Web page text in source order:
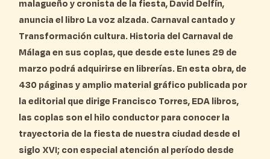
malagueño y cronista de la fiesta, David Delfín,
anuncia el libro La voz alzada. Carnaval cantado y
Transformación cultura. Historia del Carnaval de
Málaga en sus coplas, que desde este lunes 29 de
marzo podrá adquirirse en librerías. En esta obra, de
430 páginas y amplio material gráfico publicada por
la editorial que dirige Francisco Torres, EDA libros,
las coplas son el hilo conductor para conocer la
trayectoria de la fiesta de nuestra ciudad desde el
siglo XVI; con especial atención al período desde